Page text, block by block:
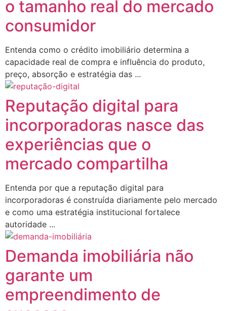
o tamanho real do mercado
consumidor
Entenda como o crédito imobiliário determina a
capacidade real de compra e influência do produto,
preço, absorção e estratégia das ...
Reputação digital para
incorporadoras nasce das
experiências que o
mercado compartilha
Entenda por que a reputação digital para
incorporadoras é construída diariamente pelo mercado
e como uma estratégia institucional fortalece
autoridade ...
Demanda imobiliária não
garante um
empreendimento de